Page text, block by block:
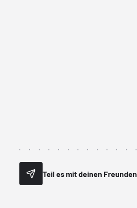
Teil es mit deinen Freunden